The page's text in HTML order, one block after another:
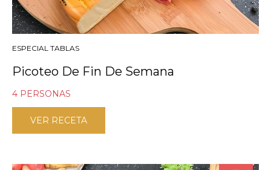
ESPECIAL TABLAS
Picoteo De Fin De Semana
4 PERSONAS
VER RECETA